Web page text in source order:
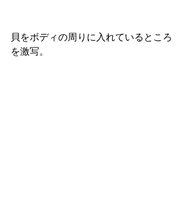
貝をボディの周りに入れているところ
を激写。